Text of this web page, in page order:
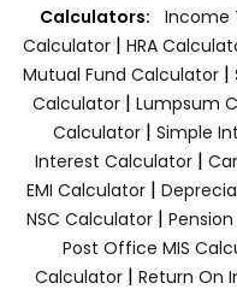
Calculators: Income
Calculator | HRA
Mutual Fund Calculator |
Calculator | Lumpsum
Calculator| Simple
Interest Calculator|
EMI Calculator|
NSC Calculator|
Post Office MIS
Calculator| Return On